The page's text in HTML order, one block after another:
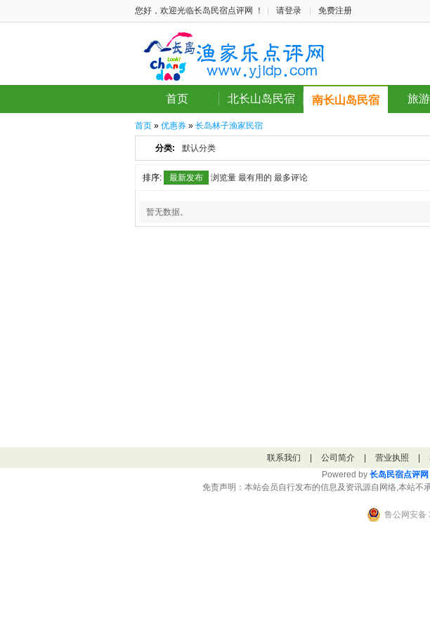
您好，欢迎光临长岛民宿点评网 ！ 请登录 免费注册
首页 北长山岛民宿 南长山岛民宿 旅
首页 » 优惠券 » 长岛林子渔家民宿
分类: 默认分类
排序: 最新发布 浏览量 最有用的 最多评论
暂无数据。
联系我们 公司简介 营业执照
Powered by 长岛民宿点评网
免责声明：本站会员自行发布的信息及资讯源自网络,本站不
鲁公网安备